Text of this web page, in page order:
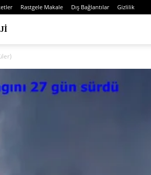
Rastgele Makale Dış Bağlantılar Gizlilik